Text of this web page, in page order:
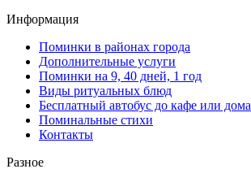
Информация
Поминки в районах города
Дополнительные услуги
Поминки на 9, 40 дней, 1 год
Виды ритуальных блюд
Бесплатный автобус до кафе или дома
Поминальные стихи
Контакты
Разное